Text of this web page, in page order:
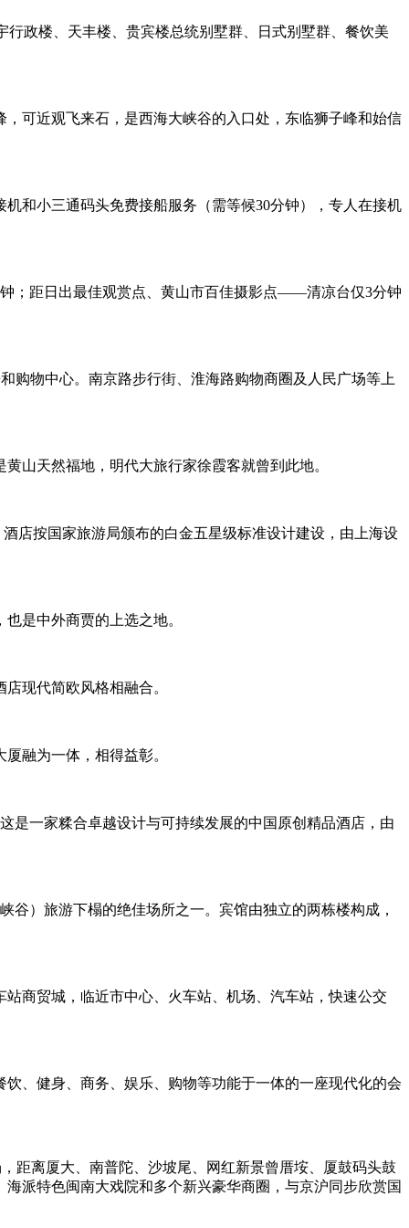
政楼、天丰楼、贵宾楼总统别墅群、日式别墅群、餐饮美
可近观飞来石，是西海大峡谷的入口处，东临狮子峰和始信
和小三通码头免费接船服务（需等候30分钟），专人在接机
；距日出最佳观赏点、黄山市百佳摄影点——清凉台仅3分钟
购物中心。南京路步行街、淮海路购物商圈及人民广场等上
山天然福地，明代大旅行家徐霞客就曾到此地。
店按国家旅游局颁布的白金五星级标准设计建设，由上海设
是中外商贾的上选之地。
现代简欧风格相融合。
融为一体，相得益彰。
是一家糅合卓越设计与可持续发展的中国原创精品酒店，由
）旅游下榻的绝佳场所之一。宾馆由独立的两栋楼构成，
商贸城，临近市中心、火车站、机场、汽车站，快速公交
、健身、商务、娱乐、购物等功能于一体的一座现代化的会
距离厦大、南普陀、沙坡尾、网红新景曾厝垵、厦鼓码头鼓
派特色闽南大戏院和多个新兴豪华商圈，与京沪同步欣赏国